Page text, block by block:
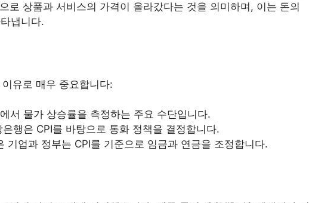
로 상품과 서비스의 가격이 올라갔다는 것을 의미하며, 이는 돈의
냅니다.
유로 매우 중요합니다:
서 물가 상승률을 측정하는 주요 수단입니다.
행은 CPI를 바탕으로 통화 정책을 결정합니다.
기업과 정부는 CPI를 기준으로 임금과 연금을 조정합니다.